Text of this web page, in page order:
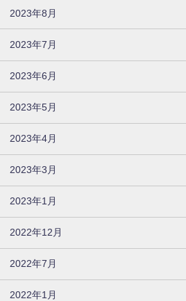
2023年8月
2023年7月
2023年6月
2023年5月
2023年4月
2023年3月
2023年1月
2022年12月
2022年7月
2022年1月